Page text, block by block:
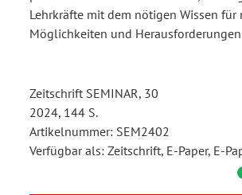
Lehrkräfte mit dem nötigen Wissen für
Möglichkeiten und
Zeitschrift SEMINAR, 30
2024, 144 S.
Artikelnummer: SEM2402
Verfügbar als: Zeitschrift, E-Paper, E-